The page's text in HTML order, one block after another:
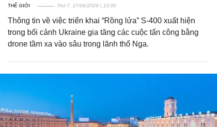
THẾ GIỚI Thứ 7, 27/06/2026 | 15:00
Thông tin về việc triển khai “Rồng lửa” S-400 xuất hiện
trong bối cảnh Ukraine gia tăng các cuộc tấn công bằng
drone tầm xa vào sâu trong lãnh thổ Nga.